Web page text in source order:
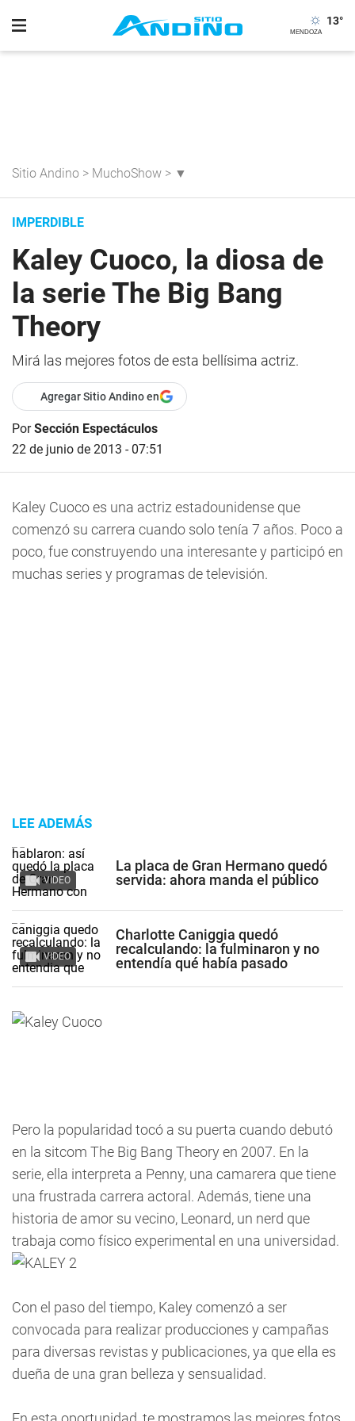
13°
Sitio Andino > MuchoShow > ▼
IMPERDIBLE
Kaley Cuoco, la diosa de
la serie The Big Bang
Theory
Mirá las mejores fotos de esta bellísima actriz.
Agregar Sitio Andino en
PorSección Espectáculos
22 de junio de 2013 - 07:51
Kaley Cuoco es una actriz estadounidense que
comenzó su carrera cuando solo tenía 7 años. Poco a
poco, fue construyendo una interesante y participó en
muchas series y programas de televisión.
LEE ADEMÁS
VIDEO
La placa de Gran Hermano quedó
servida: ahora manda el público
VIDEO
Charlotte Caniggia quedó
recalculando: la fulminaron y no
entendía qué había pasado
Pero la popularidad tocó a su puerta cuando debutó
en la sitcom The Big Bang Theory en 2007. En la
serie, ella interpreta a Penny, una camarera que tiene
una frustrada carrera actoral. Además, tiene una
historia de amor su vecino, Leonard, un nerd que
trabaja como físico experimental en una universidad.
Con el paso del tiempo, Kaley comenzó a ser
convocada para realizar producciones y campañas
para diversas revistas y publicaciones, ya que ella es
dueña de una gran belleza y sensualidad.